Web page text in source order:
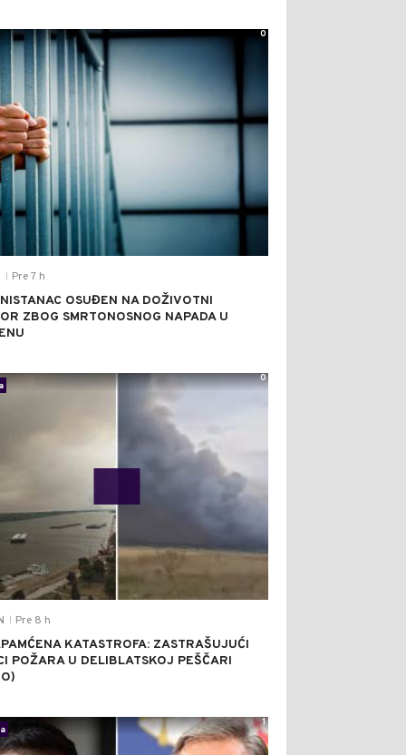
Pre 7 h
OSUĐEN NA DOŽIVOTNI
ZBOG SMRTONOSNOG NAPADA U
0
Pre 8 h
KATASTROFA: ZASTRAŠUJUĆI
POŽARA U DELIBLATSKOJ PEŠČARI
0
1